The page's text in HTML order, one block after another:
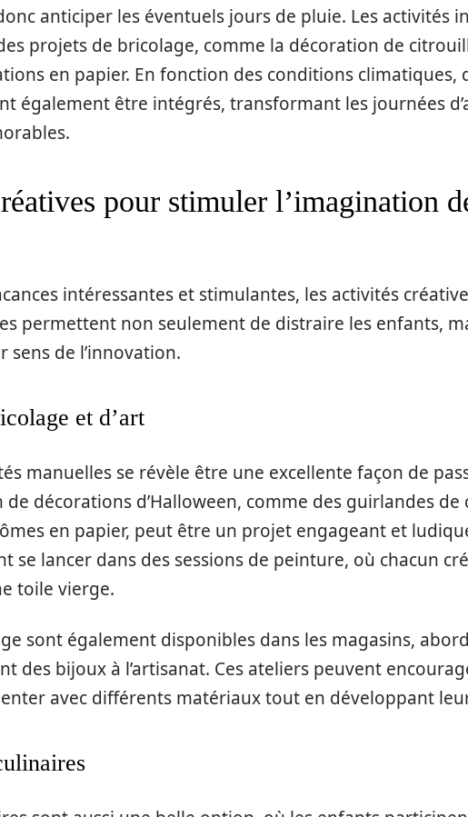
anticiper les éventuels jours de pluie. Les activités
projets de bricolage, comme la décoration de
en papier. En fonction des conditions climatiques,
également être intégrés, transformant les journées
pour stimuler l’imagination
intéressantes et stimulantes, les activités
permettent non seulement de distraire les enfants,
sens de l’innovation.
et d’art
manuelles se révèle être une excellente façon de
décorations d’Halloween, comme des guirlandes de
en papier, peut être un projet engageant et
se lancer dans des sessions de peinture, où chacun
toile vierge.
sont également disponibles dans les magasins,
des bijoux à l’artisanat. Ces ateliers peuvent
avec différents matériaux tout en développant